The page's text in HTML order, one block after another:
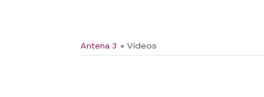
Antena 3 » Vídeos